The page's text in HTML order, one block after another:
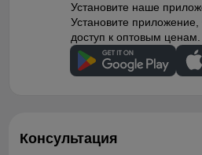
Установите наше
Установите приложение,
доступ к оптовым ценам.
Консультация